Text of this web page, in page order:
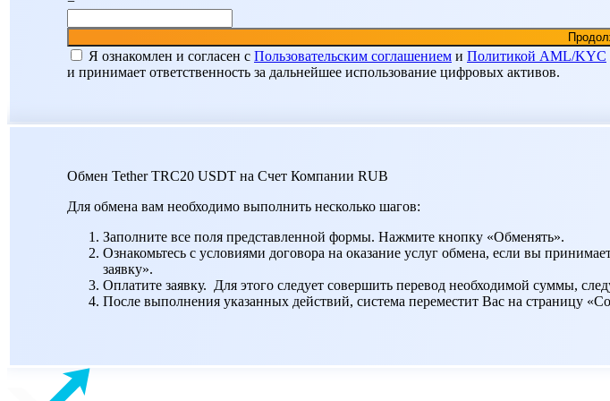
Я ознакомлен и согласен c Пользовательским соглашением и Политикой AML/KYC
и принимает ответственность за дальнейшее использование цифровых активов.
Обмен Tether TRC20 USDT на Счет Компании RUB
Для обмена вам необходимо выполнить несколько шагов:
Заполните все поля представленной формы. Нажмите кнопку «Обменять».
Ознакомьтесь с условиями договора на оказание услуг обмена, если вы
заявку».
Оплатите заявку. Для этого следует совершить перевод необходимой суммы,
После выполнения указанных действий, система переместит Вас на страницу